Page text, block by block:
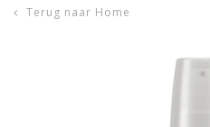
Terug naar Home